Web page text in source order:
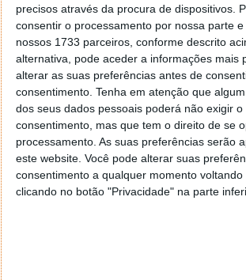
precisos através da procura de dispositivos.
consentir o processamento por nossa parte
nossos 1733 parceiros, conforme descrito
alternativa, pode aceder a informações mais
alterar as suas preferências antes de
consentimento. Tenha em atenção que
dos seus dados pessoais poderá não exigir o
consentimento, mas que tem o direito de se
processamento. As suas preferências serão
este website. Você pode alterar suas
consentimento a qualquer momento voltando
clicando no botão "Privacidade" na parte
23 JUL 2018 ·GADGETS
A Sony é uma marca que tem alguma
vender os seus próprios
toca a sensores para câmaras é uma
forte. Aliás, a marca japonesa é
desenvolver e produzir os sensores
marcas de smartphones.
A empresa anunciou o seu novo
IMX586 CMOS para smartphones com
de imagem de 48 megapíxeis. As